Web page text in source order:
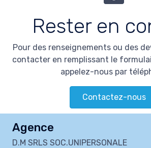
Rester en
Pour des renseignements ou des
contacter en remplissant le
appelez-nous par
Contactez-nous
Agence
D.M SRLS SOC.UNIPERSONALE